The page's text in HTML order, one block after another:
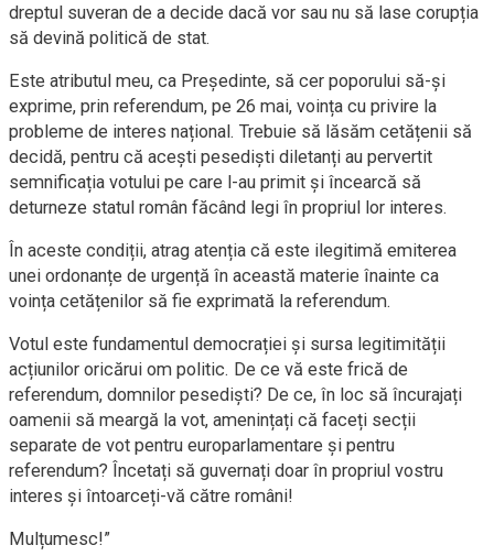
dreptul suveran de a decide dacă vor sau nu să lase corupția
să devină politică de stat.
Este atributul meu, ca Președinte, să cer poporului să-și
exprime, prin referendum, pe 26 mai, voința cu privire la
probleme de interes național. Trebuie să lăsăm cetățenii să
decidă, pentru că acești pesediști diletanți au pervertit
semnificația votului pe care l-au primit și încearcă să
deturneze statul român făcând legi în propriul lor interes.
În aceste condiții, atrag atenția că este ilegitimă emiterea
unei ordonanțe de urgență în această materie înainte ca
voința cetățenilor să fie exprimată la referendum.
Votul este fundamentul democrației și sursa legitimității
acțiunilor oricărui om politic. De ce vă este frică de
referendum, domnilor pesediști? De ce, în loc să încurajați
oamenii să meargă la vot, amenințați că faceți secții
separate de vot pentru europarlamentare și pentru
referendum? Încetați să guvernați doar în propriul vostru
interes și întoarceți-vă către români!
Mulțumesc!”